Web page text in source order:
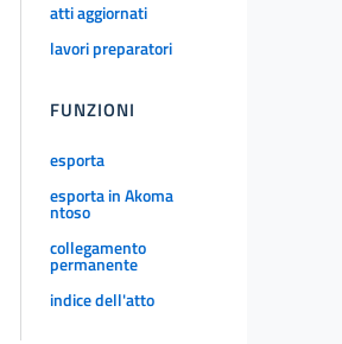
atti aggiornati
lavori preparatori
FUNZIONI
esporta
esporta in Akoma
ntoso
collegamento
permanente
indice dell'atto